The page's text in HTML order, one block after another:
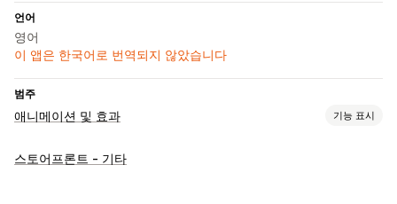
언어
영어
이 앱은 한국어로 번역되지 않았습니다
범주
애니메이션 및 효과 기능 표시
맞춤 설정
스토어프론트 - 기타